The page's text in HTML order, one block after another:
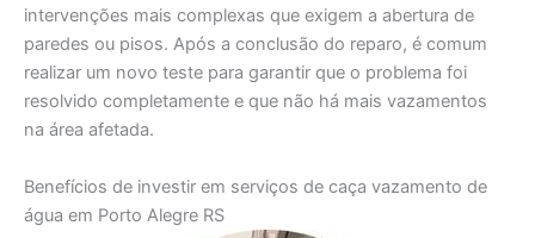
intervenções mais complexas que exigem a abertura de
paredes ou pisos. Após a conclusão do reparo, é comum
realizar um novo teste para garantir que o problema foi
resolvido completamente e que não há mais vazamentos
na área afetada.
Benefícios de investir em serviços de caça vazamento de
água em Porto Alegre RS